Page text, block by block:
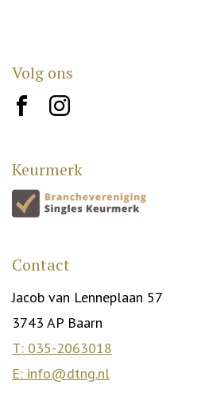
Volg ons
brand10 brand12
Keurmerk
Contact
Jacob van Lenneplaan 57
3743 AP Baarn
T: 035-2063018
E: info@dtng.nl